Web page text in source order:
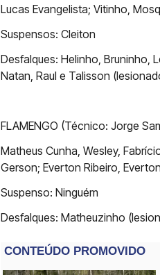
Lucas Evangelista; Vitinho,
Suspensos: Cleiton
Desfalques: Helinho, Bruninho,
Natan, Raul e Talisson
FLAMENGO (Técnico: Jorge
Matheus Cunha, Wesley,
Gerson; Everton Ribeiro,
Suspenso: Ninguém
Desfalques: Matheuzinho